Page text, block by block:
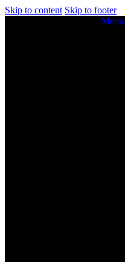
Skip to content Skip to footer
Menu